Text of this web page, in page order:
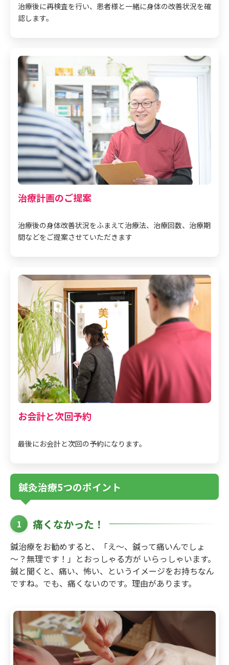
治療後に再検査を行い、患者様と一緒に身体の改善状況を確
認します。
治療計画のご提案
治療後の身体改善状況をふまえて治療法、治療回数、治療期
間などをご提案させていただきます
お会計と次回予約
最後にお会計と次回の予約になります。
鍼灸治療5つのポイント
1 痛くなかった！
鍼治療をお勧めすると、「え～、鍼って痛いんでしょ
～？無理です！」とおっしゃる方が いらっしゃいます。
鍼と聞くと、痛い、怖い、というイメージをお持ちなん
ですね。でも、痛くないのです。理由があります。